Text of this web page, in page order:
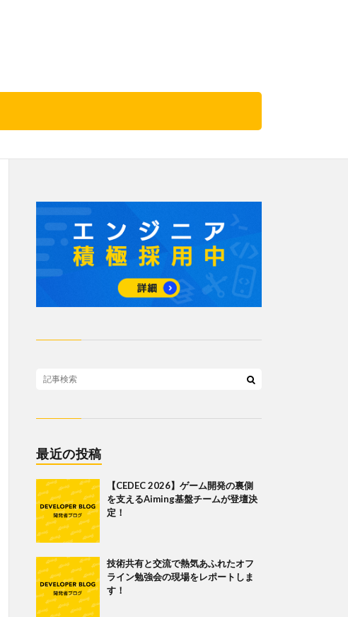
最近の投稿
【CEDEC 2026】ゲーム開発の裏側
を支えるAiming基盤チームが登壇決
定！
技術共有と交流で熱気あふれたオフ
ライン勉強会の現場をレポートしま
す！